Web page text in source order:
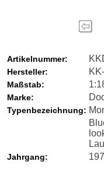
Artikelnummer:
Hersteller:
Maßstab:
Marke:
Typenbezeichnung:
Jahrgang: